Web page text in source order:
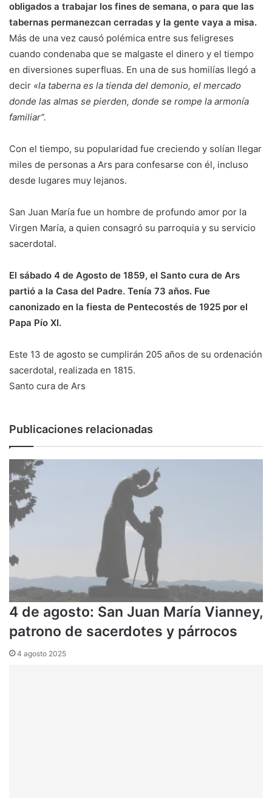
obligados a trabajar los fines de semana, o para que las
tabernas permanezcan cerradas y la gente vaya a misa.
Más de una vez causó polémica entre sus feligreses
cuando condenaba que se malgaste el dinero y el tiempo
en diversiones superfluas. En una de sus homilías llegó a
decir «la taberna es la tienda del demonio, el mercado
donde las almas se pierden, donde se rompe la armonía
familiar”.
Con el tiempo, su popularidad fue creciendo y solían llegar
miles de personas a Ars para confesarse con él, incluso
desde lugares muy lejanos.
San Juan María fue un hombre de profundo amor por la
Virgen María, a quien consagró su parroquia y su servicio
sacerdotal.
El sábado 4 de Agosto de 1859, el Santo cura de Ars
partió a la Casa del Padre. Tenía 73 años. Fue
canonizado en la fiesta de Pentecostés de 1925 por el
Papa Pío XI.
Este 13 de agosto se cumplirán 205 años de su ordenación
sacerdotal, realizada en 1815.
Santo cura de Ars
Publicaciones relacionadas
4 de agosto: San Juan María Vianney,
patrono de sacerdotes y párrocos
4 agosto 2025